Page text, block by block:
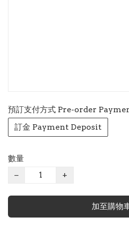
預訂支付方式 Pre-order
訂金 Payment Deposit
數量
−
+
加至購物